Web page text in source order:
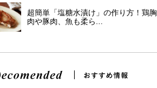
超簡単「塩糖水漬け」の作り方！鶏胸
肉や豚肉、魚も柔ら...